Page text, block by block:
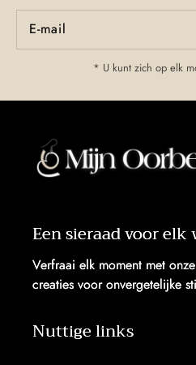
E‑mail
* U kunt zich op elk
Een sieraad voor elk
Verfraai elk moment met
creaties voor onvergetelijke
Nuttige links